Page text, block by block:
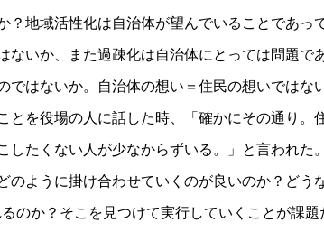
地域活性化は自治体が望んでいることであっ
ないか、また過疎化は自治体にとっては問題で
ではないか。自治体の想い＝住民の想いではな
とを役場の人に話した時、「確かにその通り。
したくない人が少なからずいる。」と言われた
のように掛け合わせていくのが良いのか？どう
のか？そこを見つけて実行していくことが課題